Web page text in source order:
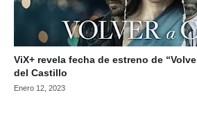
ViX+ revela fecha de estreno de
del Castillo
Enero 12, 2023